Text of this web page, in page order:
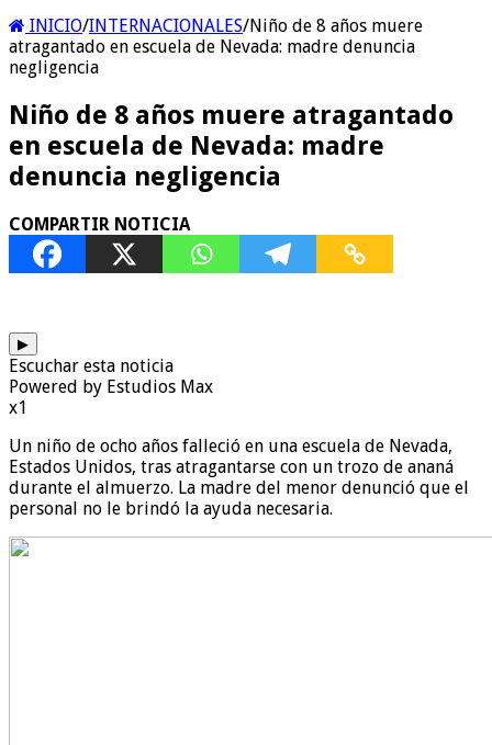
INICIO/INTERNACIONALES/Niño de 8 años muere
atragantado en escuela de Nevada: madre denuncia
negligencia
Niño de 8 años muere atragantado
en escuela de Nevada: madre
denuncia negligencia
COMPARTIR NOTICIA
▶
Escuchar esta noticia
Powered by Estudios Max
x1
Un niño de ocho años falleció en una escuela de Nevada,
Estados Unidos, tras atragantarse con un trozo de ananá
durante el almuerzo. La madre del menor denunció que el
personal no le brindó la ayuda necesaria.